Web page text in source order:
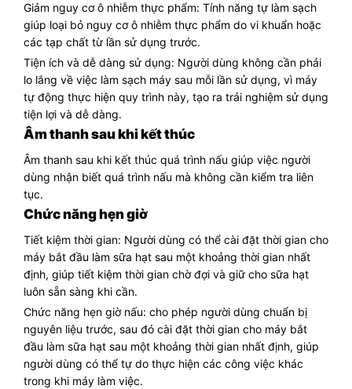
Giảm nguy cơ ô nhiễm thực phẩm: Tính năng tự làm sạch
giúp loại bỏ nguy cơ ô nhiễm thực phẩm do vi khuẩn hoặc
các tạp chất từ lần sử dụng trước.
Tiện ích và dễ dàng sử dụng: Người dùng không cần phải
lo lắng về việc làm sạch máy sau mỗi lần sử dụng, vì máy
tự động thực hiện quy trình này, tạo ra trải nghiệm sử dụng
tiện lợi và dễ dàng.
Âm thanh sau khi kết thúc
Âm thanh sau khi kết thúc quá trình nấu giúp việc người
dùng nhận biết quá trình nấu mà không cần kiểm tra liên
tục.
Chức năng hẹn giờ
Tiết kiệm thời gian: Người dùng có thể cài đặt thời gian cho
máy bắt đầu làm sữa hạt sau một khoảng thời gian nhất
định, giúp tiết kiệm thời gian chờ đợi và giữ cho sữa hạt
luôn sẵn sàng khi cần.
Chức năng hẹn giờ nấu: cho phép người dùng chuẩn bị
nguyên liệu trước, sau đó cài đặt thời gian cho máy bắt
đầu làm sữa hạt sau một khoảng thời gian nhất định, giúp
người dùng có thể tự do thực hiện các công việc khác
trong khi máy làm việc.